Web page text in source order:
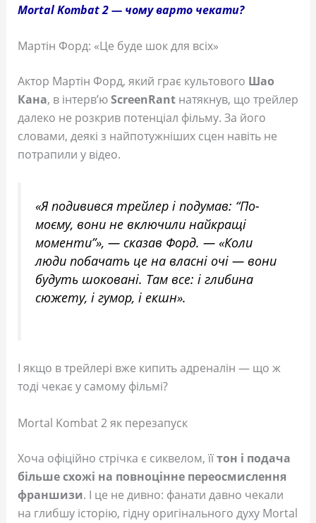
Mortal Kombat 2 — чому варто чекати?
Мартін Форд: «Це буде шок для всіх»
Актор Мартін Форд, який грає культового Шао
Кана, в інтерв’юScreenRantнатякнув, що трейлер
далеко не розкрив потенціал фільму. За його
словами, деякі з найпотужніших сцен навіть не
потрапили у відео.
«Я подивився трейлер і подумав: “По-
моєму, вони не включили найкращі
моменти”», — сказав Форд. — «Коли
люди побачать це на власні очі — вони
будуть шоковані. Там все: і глибина
сюжету, і гумор, і екшн».
І якщо в трейлері вже кипить адреналін — що ж
тоді чекає у самому фільмі?
Mortal Kombat 2 як перезапуск
Хоча офіційно стрічка є сиквелом, їїтон і подача
більше схожі на повноцінне переосмислення
франшизи. І це не дивно: фанати давно чекали
на глибшу історію, гідну оригінального духу Mortal